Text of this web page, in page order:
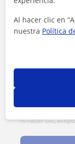
Al hacer clic,
Al hacer clic en
nuestra Política